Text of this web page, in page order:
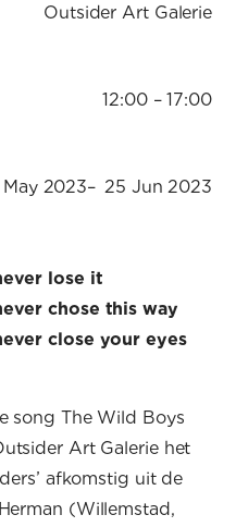
Outsider Art Galerie
12:00 – 17:00
May 2023– 25 Jun 2023
lose it
chose this way
close your eyes
song The Wild Boys
Art Galerie het
afkomstig uit de
(Willemstad,